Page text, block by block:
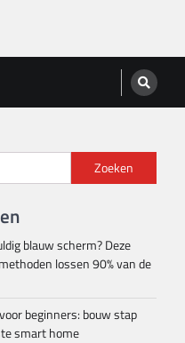
Zoeken
blauw scherm? Deze
lossen 90% van de
beginners: bouw stap
smart home